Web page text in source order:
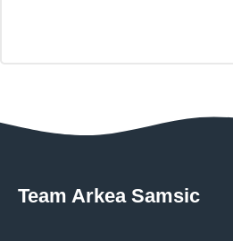
Team Arkea Samsic